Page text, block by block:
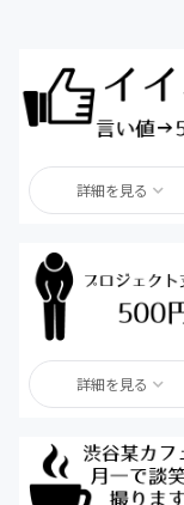
詳細を見る
詳細を見る